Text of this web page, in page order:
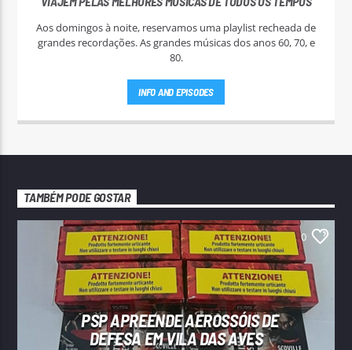
Aos domingos à noite, reservamos uma playlist recheada de
grandes recordações. As grandes músicas dos anos 60, 70, e
80.
INFO AND EPISODES
TAMBÉM PODE GOSTAR
0
PSP APREENDE AEROSSÓIS DE
DEFESA EM VILA DAS AVES